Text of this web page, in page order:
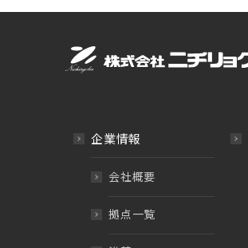
企業情報
会社概要
拠点一覧